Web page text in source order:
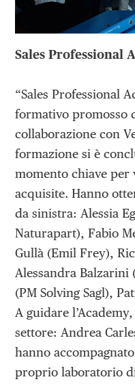
Sales Professional
“Sales Professional
formativo promosso
collaborazione con
formazione si è
momento chiave per
acquisite. Hanno
da sinistra: Alessia
Naturapart), Fabio
Gullà (Emil Frey),
Alessandra Balzarini
(PM Solving Sagl),
A guidare
settore: Andrea
hanno
proprio laboratorio